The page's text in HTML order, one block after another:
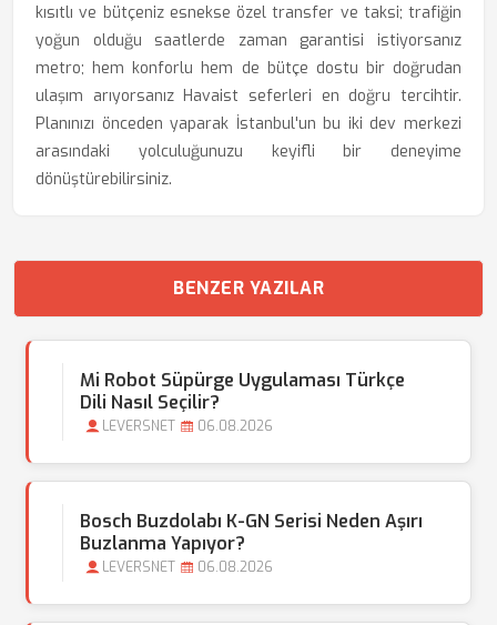
kısıtlı ve bütçeniz esnekse özel transfer ve taksi; trafiğin
yoğun olduğu saatlerde zaman garantisi istiyorsanız
metro; hem konforlu hem de bütçe dostu bir doğrudan
ulaşım arıyorsanız Havaist seferleri en doğru tercihtir.
Planınızı önceden yaparak İstanbul'un bu iki dev merkezi
arasındaki yolculuğunuzu keyifli bir deneyime
dönüştürebilirsiniz.
BENZER YAZILAR
Mi Robot Süpürge Uygulaması Türkçe
Dili Nasıl Seçilir?
LEVERSNET 06.08.2026
Bosch Buzdolabı K-GN Serisi Neden Aşırı
Buzlanma Yapıyor?
LEVERSNET 06.08.2026